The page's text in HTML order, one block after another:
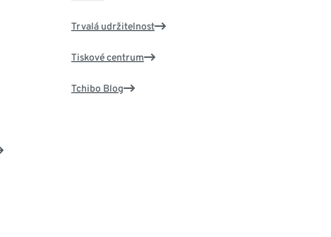
Trvalá udržitelnost
Tiskové centrum
Tchibo Blog